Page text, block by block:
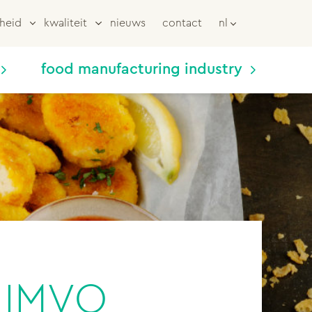
kwaliteit nieuws contact nl
food manufacturing industry